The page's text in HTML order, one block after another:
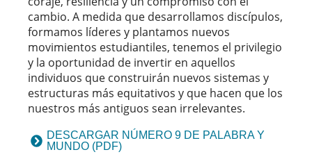
cambio. A medida que desarrollamos discípulos,
formamos líderes y plantamos nuevos
movimientos estudiantiles, tenemos el privilegio
y la oportunidad de invertir en aquellos
individuos que construirán nuevos sistemas y
estructuras más equitativos y que hacen que los
nuestros más antiguos sean irrelevantes.
DESCARGAR NÚMERO 9 DE PALABRA Y
MUNDO (PDF)